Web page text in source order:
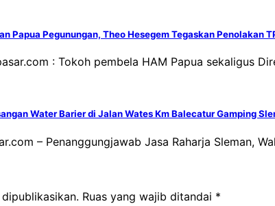
Papua Pegunungan, Theo Hesegem Tegaskan Penolakan
: Tokoh pembela HAM Papua sekaligus
Water Barier di Jalan Wates Km Balecatur Gamping
– Penanggungjawab Jasa Raharja Sleman,
Ruas yang wajib ditandai *